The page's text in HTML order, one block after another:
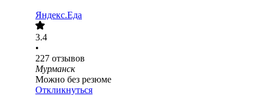
Яндекс.Еда
3.4
•
227 отзывов
Мурманск
Можно без резюме
Откликнуться